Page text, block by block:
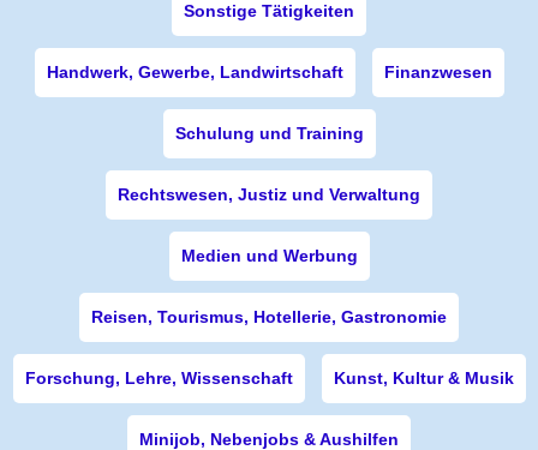
Sonstige Tätigkeiten
Handwerk, Gewerbe, Landwirtschaft Finanzwesen
Schulung und Training
Rechtswesen, Justiz und Verwaltung
Medien und Werbung
Reisen, Tourismus, Hotellerie, Gastronomie
Forschung, Lehre, Wissenschaft Kunst, Kultur & Musik
Minijob, Nebenjobs & Aushilfen